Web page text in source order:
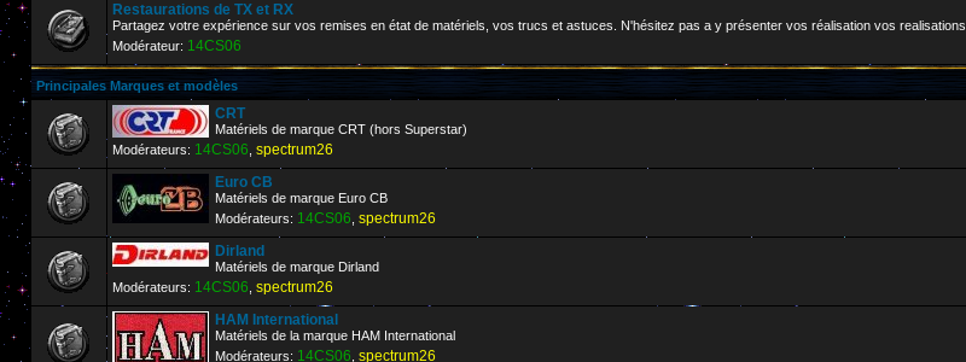
Restaurations de TX et RX
Partagez votre expérience sur vos remises en état de matériels, vos trucs et astuces. N'hésitez pas a y présenter vos réalisation vos realisations
Modérateur: 14CS06
Principales Marques et modèles
CRT
Matériels de marque CRT (hors Superstar)
Modérateurs: 14CS06 spectrum26
Euro CB
Matériels de marque Euro CB
Modérateurs: 14CS06 spectrum26
Dirland
Matériels de marque Dirland
Modérateurs: 14CS06 spectrum26
HAM International
Matériels de la marque HAM International
Modérateurs: 14CS06 spectrum26